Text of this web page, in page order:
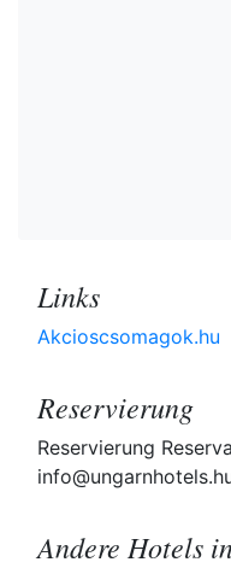
Links
Akcioscsomagok.hu
Reservierung
Reservierung
Andere Hotels